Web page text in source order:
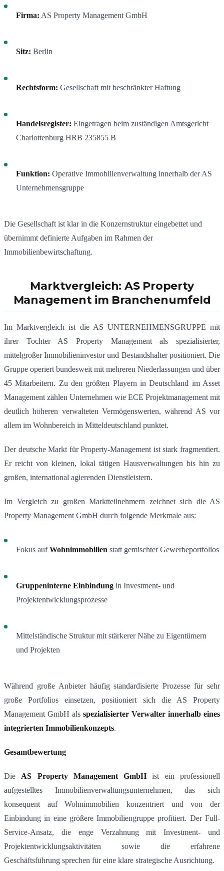
Firma: AS Property Management GmbH
Sitz: Berlin
Rechtsform: Gesellschaft mit beschränkter Haftung
Handelsregister: Eingetragen beim zuständigen Amtsgericht
Charlottenburg HRB 235855 B
Funktion: Operative Immobilienverwaltung innerhalb der AS
Unternehmensgruppe
Die Gesellschaft ist klar in die Konzernstruktur eingebettet und
übernimmt definierte Aufgaben im Rahmen der
Immobilienbewirtschaftung.
Marktvergleich: AS Property
Management im Branchenumfeld
Im Marktvergleich ist die AS UNTERNEHMENSGRUPPE mit
ihrer Tochter AS Property Management als spezialisierter,
mittelgroßer Immobilieninvestor und Bestandshalter positioniert. Die
Gruppe operiert bundesweit mit mehreren Niederlassungen und über
45 Mitarbeitern. Zu den größten Playern in Deutschland im Asset
Management zählen Unternehmen wie ECE Projektmanagement mit
deutlich höheren verwalteten Vermögenswerten, während AS vor
allem im Wohnbereich in Mitteldeutschland punktet.
Der deutsche Markt für Property-Management ist stark fragmentiert.
Er reicht von kleinen, lokal tätigen Hausverwaltungen bis hin zu
großen, international agierenden Dienstleistern.
Im Vergleich zu großen Marktteilnehmern zeichnet sich die AS
Property Management GmbH durch folgende Merkmale aus:
Fokus aufWohnimmobilien statt gemischter Gewerbeportfolios
Gruppeninterne Einbindung in Investment- und
Projektentwicklungsprozesse
Mittelständische Struktur mit stärkerer Nähe zu Eigentümern
und Projekten
Während große Anbieter häufig standardisierte Prozesse für sehr
große Portfolios einsetzen, positioniert sich die AS Property
Management GmbH als spezialisierter Verwalter innerhalb eines
integrierten Immobilienkonzepts.
Gesamtbewertung
DieAS Property Management GmbHist ein professionell
aufgestelltes Immobilienverwaltungsunternehmen, das sich
konsequent auf Wohnimmobilien konzentriert und von der
Einbindung in eine größere Immobiliengruppe profitiert. Der Full-
Service-Ansatz, die enge Verzahnung mit Investment- und
Projektentwicklungsaktivitäten sowie die erfahrene
Geschäftsführung sprechen für eine klare strategische Ausrichtung.